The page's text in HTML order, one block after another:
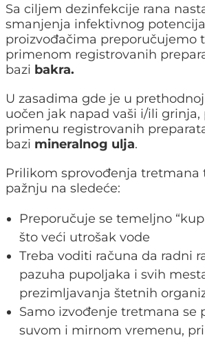
Sa ciljem dezinfekcije rana
smanjenja infektivnog
proizvođačima preporučujemo
primenom registrovanih
bazi bakra.
U zasadima gde je u
uočen jak napad vaši i/ili
primenu registrovanih
bazi mineralnog ulja.
Prilikom sprovođenja tretmana
pažnju na sledeće:
Preporučuje se temeljno
što veći utrošak vode
Treba voditi računa da radni
pazuha pupoljaka i svih
prezimljavanja štetnih
Samo izvođenje tretmana se
suvom i mirnom vremenu,